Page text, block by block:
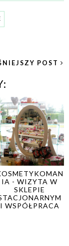
POST
IA - WIZYTA W
SKLEPIE
I WSPÓŁPRACA